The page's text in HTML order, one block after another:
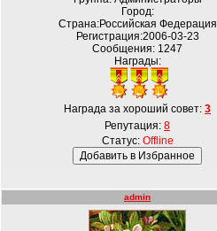
Город:
Страна:Российская Федерация
Регистрация:2006-03-23
Сообщения: 1247
Награды:
Награда за хороший совет: 3
Репутация: 8
Статус: Offline
admin